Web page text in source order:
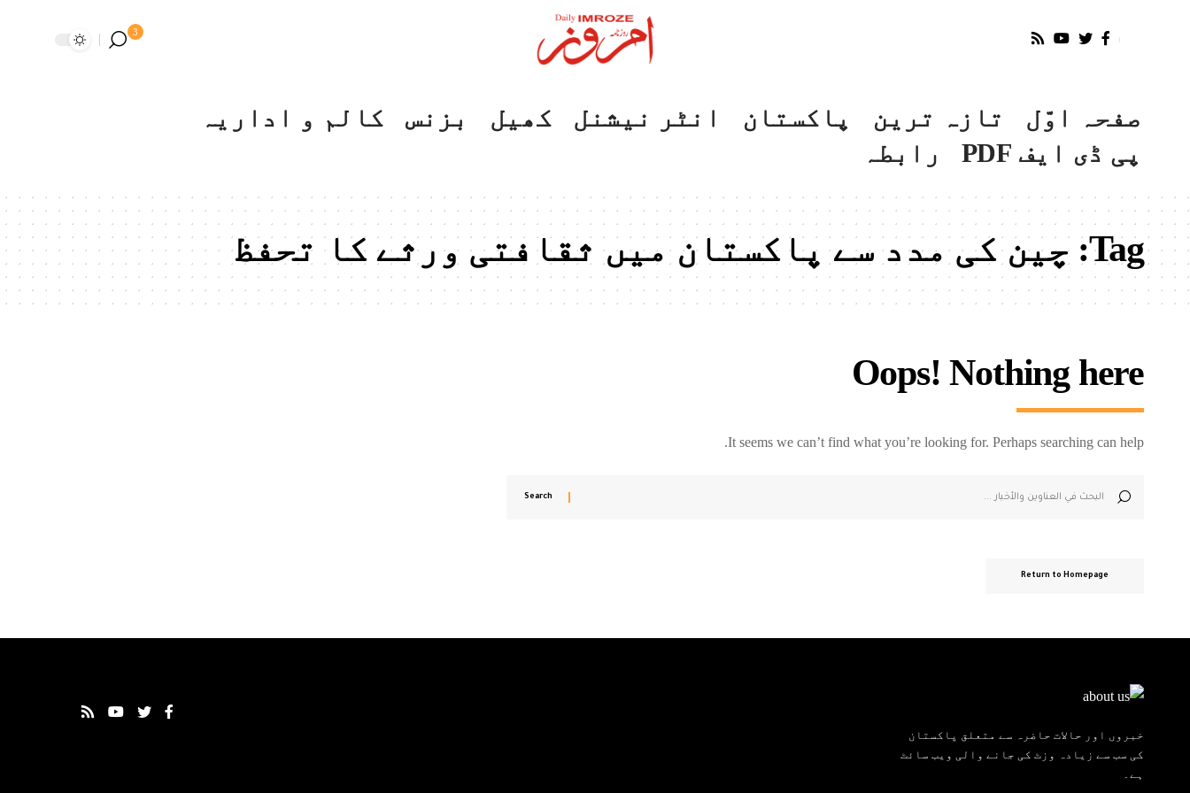
3
صفحہ اوّل تازہ ترین پاکستان انٹر نیشنل کھیل بزنس
کالم و اداریہ
پی ڈی ایف PDF
رابطہ
Tag: چین کی مدد سے پاکستان میں ثقافتی ورثے کا تحفظ
Oops! Nothing here
It seems we can’t find what you’re looking for. Perhaps searching can help.
Return to Homepage
خبروں اور حالات حاضرہ سے متعلق پاکستان
کی سب سے زیادہ وزٹ کی جانے والی ویب سائٹ
ہے۔